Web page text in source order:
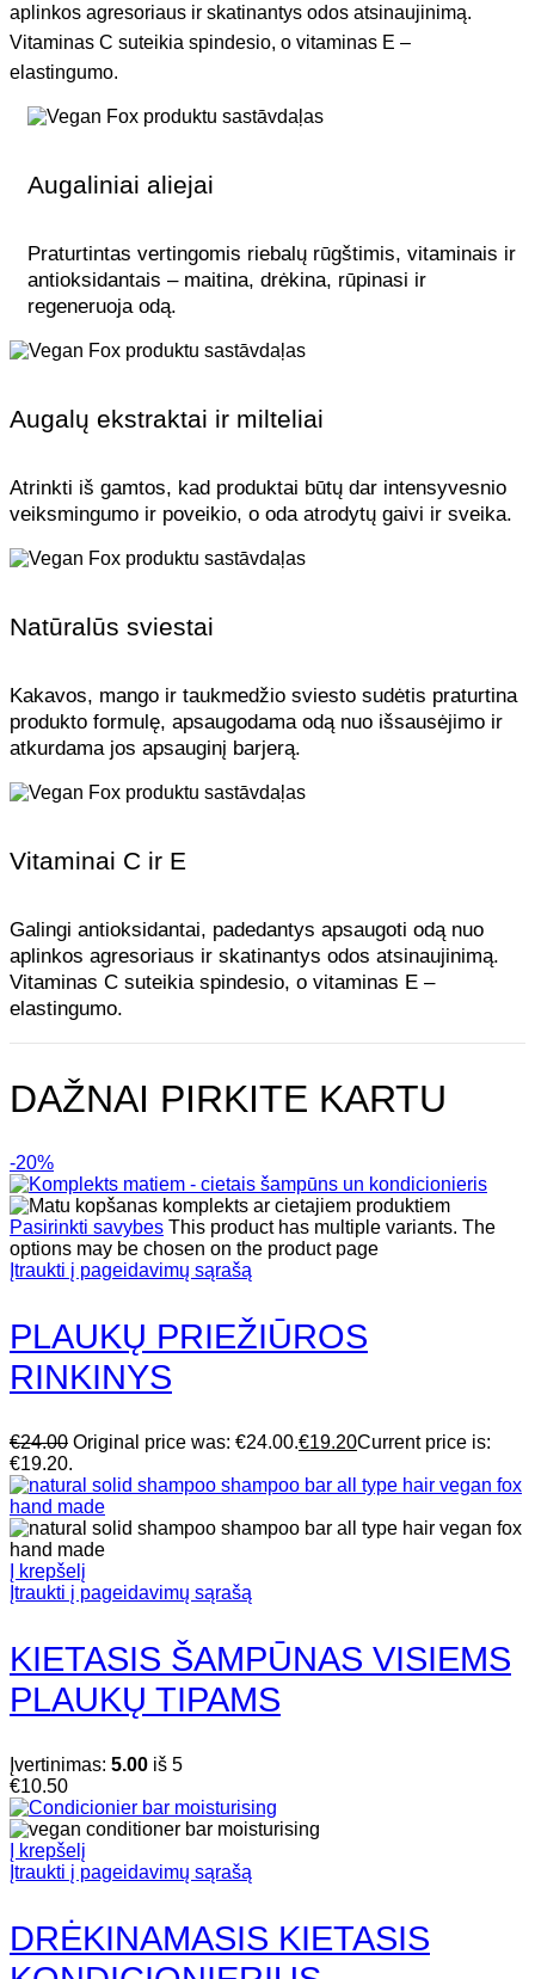
aplinkos agresoriaus ir skatinantys odos atsinaujinimą.
Vitaminas C suteikia spindesio, o vitaminas E –
elastingumo.
Augaliniai aliejai
Praturtintas vertingomis riebalų rūgštimis, vitaminais ir
antioksidantais – maitina, drėkina, rūpinasi ir
regeneruoja odą.
Augalų ekstraktai ir milteliai
Atrinkti iš gamtos, kad produktai būtų dar intensyvesnio
veiksmingumo ir poveikio, o oda atrodytų gaivi ir sveika.
Natūralūs sviestai
Kakavos, mango ir taukmedžio sviesto sudėtis praturtina
produkto formulę, apsaugodama odą nuo išsausėjimo ir
atkurdama jos apsauginį barjerą.
Vitaminai C ir E
Galingi antioksidantai, padedantys apsaugoti odą nuo
aplinkos agresoriaus ir skatinantys odos atsinaujinimą.
Vitaminas C suteikia spindesio, o vitaminas E –
elastingumo.
DAŽNAI PIRKITE KARTU
-20%
Pasirinkti savybes This product has multiple variants. The
options may be chosen on the product page
Įtraukti į pageidavimų sąrašą
PLAUKŲ PRIEŽIŪROS
RINKINYS
€24.00 Original price was: €24.00.€19.20Current price is:
€19.20.
Į krepšelį
Įtraukti į pageidavimų sąrašą
KIETASIS ŠAMPŪNAS VISIEMS
PLAUKŲ TIPAMS
Įvertinimas: 5.00 iš 5
€10.50
Į krepšelį
Įtraukti į pageidavimų sąrašą
DRĖKINAMASIS KIETASIS